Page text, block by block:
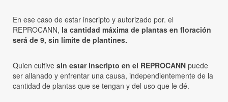
En ese caso de estar inscripto y autorizado por. el
REPROCANN, la cantidad máxima de plantas en floración
será de 9, sin límite de plantines.
Quien cultive sin estar inscripto en el REPROCANN puede
ser allanado y enfrentar una causa, independientemente de la
cantidad de plantas que se tengan y del uso que le dé.